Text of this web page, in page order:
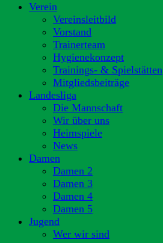
Verein
Vereinsleitbild
Vorstand
Trainerteam
Hygienekonzept
Trainings- & Spielstätten
Mitgliedsbeiträge
Landesliga
Die Mannschaft
Wir über uns
Heimspiele
News
Damen
Damen 2
Damen 3
Damen 4
Damen 5
Jugend
Wer wir sind